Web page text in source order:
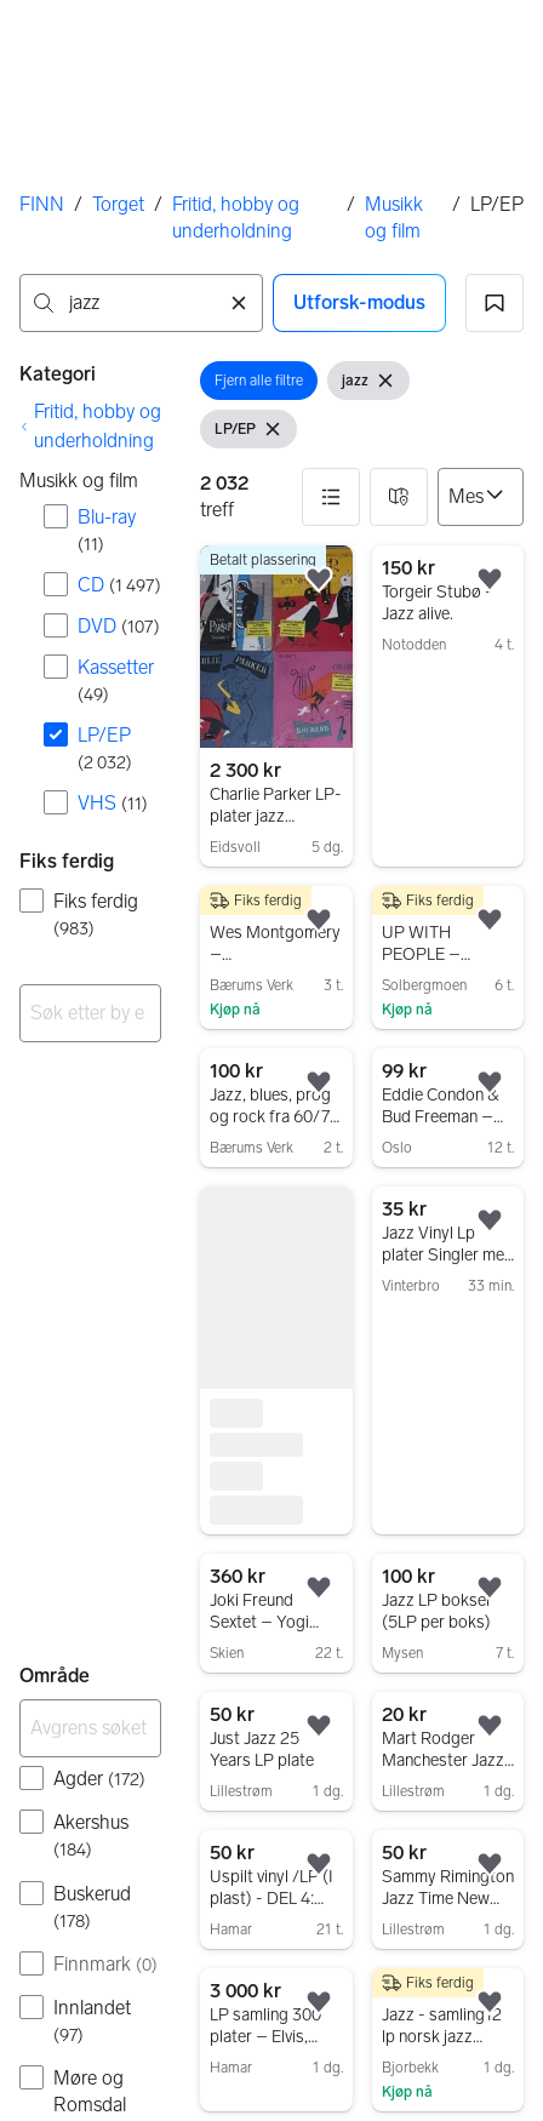
Her er du
FINN / Torget / Fritid, hobby og
underholdning
/ Musikk
og film
/ LP/EP
Utforsk-modus
Filtre
Kategori
Fritid, hobby og
underholdning
Musikk og film
Blu-ray
(11)
CD (1 497)
DVD (107)
Kassetter
(49)
LP/EP
(2 032)
VHS (11)
Fiks ferdig
Fiks ferdig
(983)
Område
Agder (172)
Akershus
(184)
Buskerud
(178)
Finnmark (0)
Innlandet
(97)
Møre og
Romsdal
Åpne filter
Fjern alle filtre Åpne filter
jazz Fjern søkeord
Vis filter
LP/EP Fjern filter
2 032
treff
2032 resultater
2 300 kr
Charlie Parker LP-
plater jazz
samling
Eidsvoll 5 dg.
Betalt plassering
Legg til som favoritt.
150 kr
Torgeir Stubø -
Jazz alive.
Notodden 4 t.
200 kr
Wes Montgomery
–
Montgomeryland
LP vinyl jazz
Bærums Verk
3 t.
Kjøp nå
Fiks ferdig
Legg til som favoritt.
60 kr
UP WITH
PEOPLE –
ENCORE - JAZZ
EASY LISTENING
SOLGT PÅ
JOHNNYROCK
Solbergmoen
6 t.
Kjøp nå
Fiks ferdig
100 kr
Jazz, blues, prog
og rock fra 60/70
tallet
Bærums Verk 2 t.
Legg til som favoritt.
99 kr
Eddie Condon &
Bud Freeman –
The Commodore
Oslo 12 t.
35 kr
Jazz Vinyl Lp
plater Singler med
Louis Armstrong -
Vinterbro 33 min.
360 kr
Joki Freund
Sextet – Yogi
Jazz
Skien 22 t.
Legg til som favoritt.
100 kr
Jazz LP bokser
(5LP per boks)
Mysen 7 t.
50 kr
Just Jazz 25
Years LP plate
Lillestrøm 1 dg.
Legg til som favoritt.
20 kr
Mart Rodger
Manchester Jazz
Give Us A
Lillestrøm 1 dg.
50 kr
Uspilt vinyl /LP (I
plast) - DEL 4:
JAZZ
Hamar 21 t.
Legg til som favoritt.
50 kr
Sammy Rimington
Jazz Time New
Orleans Jazz im
Zürich LP plate
Lillestrøm 1 dg.
3 000 kr
LP samling 300
plater – Elvis,
Queen, Santana,
Hamar 1 dg.
Legg til som favoritt.
790 kr
Jazz - samling12
lp norsk jazz
selges!
Bjorbekk
1 dg.
Kjøp nå
Fiks ferdig